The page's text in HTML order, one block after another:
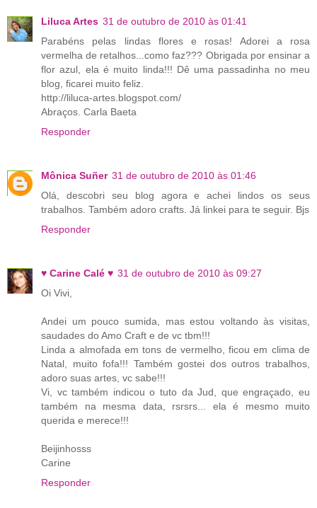
Liluca Artes 31 de outubro de 2010 às 01:41
Parabéns pelas lindas flores e rosas! Adorei a rosa
vermelha de retalhos...como faz??? Obrigada por ensinar a
flor azul, ela é muito linda!!! Dê uma passadinha no meu
blog, ficarei muito feliz.
http://liluca-artes.blogspot.com/
Abraços. Carla Baeta
Responder
Mônica Suñer 31 de outubro de 2010 às 01:46
Olá, descobri seu blog agora e achei lindos os seus
trabalhos. Também adoro crafts. Já linkei para te seguir. Bjs
Responder
♥ Carine Calé ♥ 31 de outubro de 2010 às 09:27
Oi Vivi,
Andei um pouco sumida, mas estou voltando às visitas,
saudades do Amo Craft e de vc tbm!!!
Linda a almofada em tons de vermelho, ficou em clima de
Natal, muito fofa!!! Também gostei dos outros trabalhos,
adoro suas artes, vc sabe!!!
Vi, vc também indicou o tuto da Jud, que engraçado, eu
também na mesma data, rsrsrs... ela é mesmo muito
querida e merece!!!
Beijinhosss
Carine
Responder